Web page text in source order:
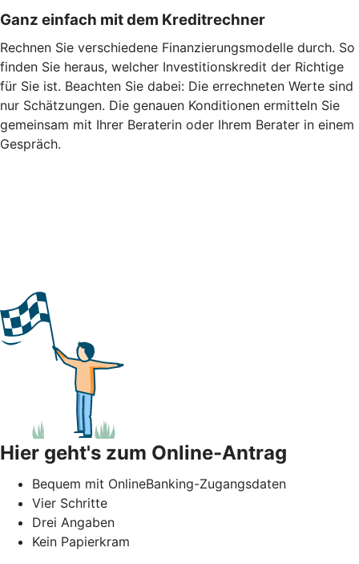
Ganz einfach mit dem Kreditrechner
Rechnen Sie verschiedene Finanzierungsmodelle durch. So
finden Sie heraus, welcher Investitionskredit der Richtige
für Sie ist. Beachten Sie dabei: Die errechneten Werte sind
nur Schätzungen. Die genauen Konditionen ermitteln Sie
gemeinsam mit Ihrer Beraterin oder Ihrem Berater in einem
Gespräch.
Hier geht's zum Online-Antrag
Bequem mit OnlineBanking-Zugangsdaten
Vier Schritte
Drei Angaben
Kein Papierkram